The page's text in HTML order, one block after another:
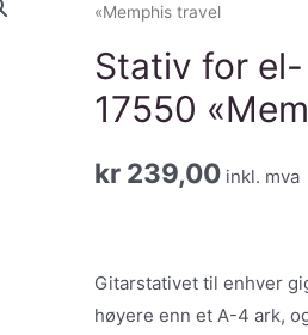
«Memphis travel
Stativ for
17550
kr 239,00 inkl. mva
Gitarstativet til enhver
høyere enn et A-4 ark,